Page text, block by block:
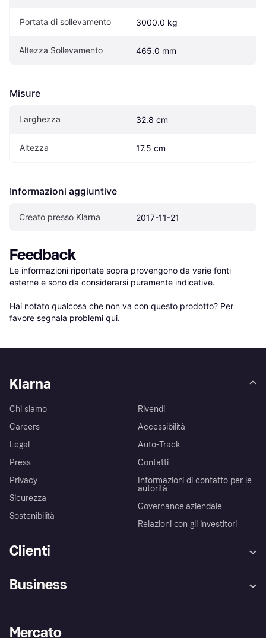
Portata di sollevamento 3000.0 kg
Altezza Sollevamento 465.0 mm
Misure
Larghezza 32.8 cm
Altezza 17.5 cm
Informazioni aggiuntive
Creato presso Klarna 2017-11-21
Feedback
Le informazioni riportate sopra provengono da varie fonti
esterne e sono da considerarsi puramente indicative.
Hai notato qualcosa che non va con questo prodotto? Per
favore segnala problemi qui.
Klarna
Chi siamo
Careers
Legal
Press
Privacy
Sicurezza
Sostenibilità
Rivendi
Accessibilità
Auto-Track
Contatti
Informazioni di contatto per le
autorità
Governance aziendale
Relazioni con gli investitori
Clienti
Assistenza
Esplora i negozi
Business
Accesso aziende
Mercato